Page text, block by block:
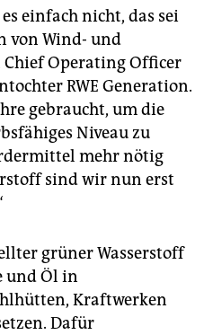
einfach nicht, das sei
von Wind- und
Chief Operating Officer
RWE Generation.
gebraucht, um die
Niveau zu
mehr nötig
sind wir nun erst
grüner Wasserstoff
und Öl in
Kraftwerken
Dafür